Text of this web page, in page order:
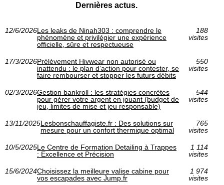
Dernières actus.
12/6/2026Les leaks de Ninah303 : comprendre le
phénomène et privilégier une expérience
officielle, sûre et respectueuse
188
visites
17/3/2026Prélèvement Hivwear non autorisé ou
inattendu : le plan d’action pour contester, se
faire rembourser et stopper les futurs débits
550
visites
02/3/2026Gestion bankroll : les stratégies concrètes
pour gérer votre argent en jouant (budget de
jeu, limites de mise et jeu responsable)
544
visites
13/11/2025Lesbonschauffagiste.fr : Des solutions sur
mesure pour un confort thermique optimal
765
visites
10/5/2025Le Centre de Formation Detailing à Trappes
: Excellence et Précision
1 114
visites
15/6/2024Choisissez la meilleure valise cabine pour
vos escapades avec Jump.fr
1 974
visites